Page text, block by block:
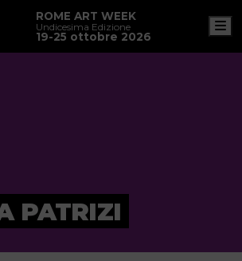
ROME ART WEEK
Undicesima Edizione
19-25 ottobre 2026
PATRIZI